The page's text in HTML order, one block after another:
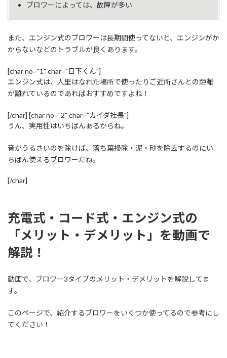
ブロワーによっては、故障が多い
また、エンジン式のブロワーは長期間使ってないと、エンジンがか
からないなどのトラブルが良くあります。
[char no="1" char="日下くん"]
エンジン式は、人里はなれた場所で使ったりご近所さんとの距離
が離れているのであればおすすめですよね！
[/char] [char no="2" char="カイダ社長"]
うん、実用性はいちばんあるからね。
音がうるさいのを除けば、落ち葉掃除・泥・砂を除去するのにい
ちばん使えるブロワーだね。
[/char]
充電式・コード式・エンジン式の
「メリット・デメリット」を動画で
解説！
動画で、ブロワー3タイプのメリット・デメリットを解説してま
す。
このページで、紹介するブロワーをいくつか使ってるので参考にし
てください！